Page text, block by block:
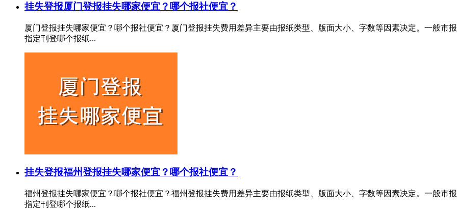
挂失登报厦门登报挂失哪家便宜？哪个报社便宜？
厦门登报挂失哪家便宜？哪个报社便宜？厦门登报挂失费用差异主要由报纸类型、版面大小、字数等因素决定。一般市
指定刊登哪个报纸...
挂失登报福州登报挂失哪家便宜？哪个报社便宜？
福州登报挂失哪家便宜？哪个报社便宜？福州登报挂失费用差异主要由报纸类型、版面大小、字数等因素决定。一般市
指定刊登哪个报纸...